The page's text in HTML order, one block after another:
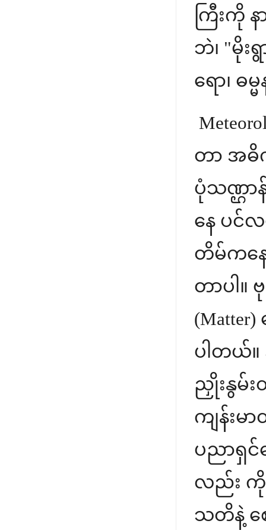
ကြီးကို
ဘဲ၊ "မိုး
ရော၊ ဓ
တာ အဓိ
ပုံသဏ္ဌာန်
နေ ပင်
တိမ်ကနေ
တာပါ။
ပါတယ်။
ညှိုးနွမ်
ကျန်းမ
ပညာရှ
လည်း ကို
သတိနဲ့ စ